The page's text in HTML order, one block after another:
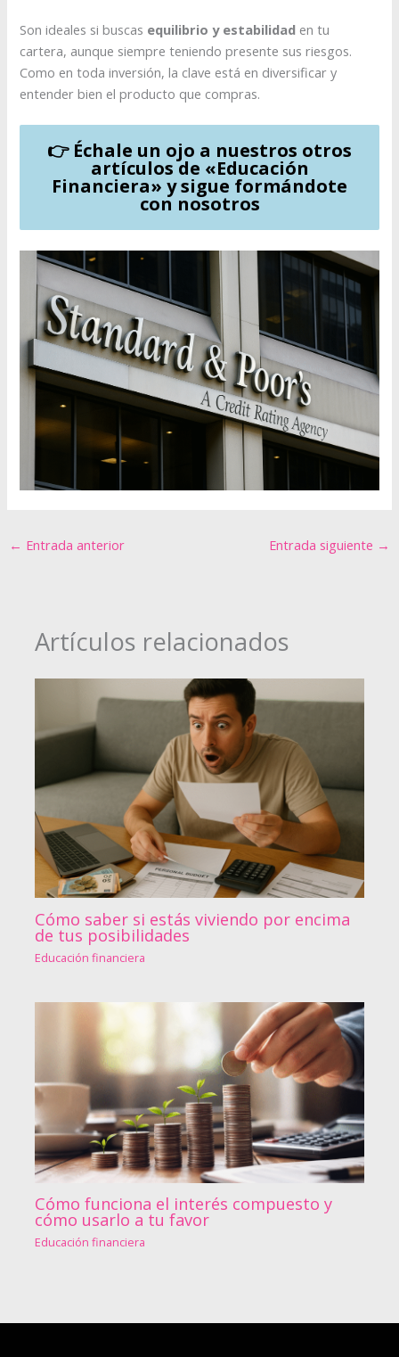
Son ideales si buscas equilibrio y estabilidad en tu
cartera, aunque siempre teniendo presente sus riesgos.
Como en toda inversión, la clave está en diversificar y
entender bien el producto que compras.
👉 Échale un ojo a nuestros otros
artículos de «Educación
Financiera» y sigue formándote
con nosotros
← Entrada anterior Entrada siguiente →
Artículos relacionados
Cómo saber si estás viviendo por encima
de tus posibilidades
Educación financiera
Cómo funciona el interés compuesto y
cómo usarlo a tu favor
Educación financiera